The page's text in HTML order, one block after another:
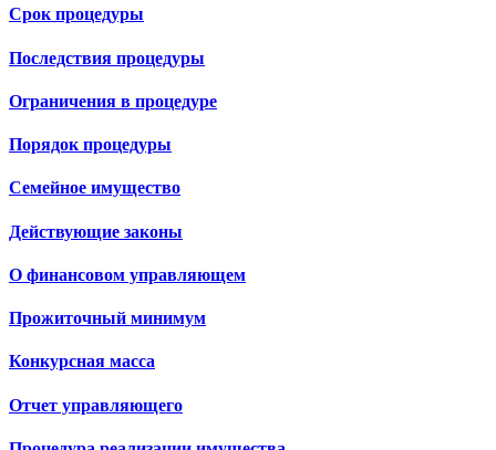
Срок процедуры
Последствия процедуры
Ограничения в процедуре
Порядок процедуры
Семейное имущество
Действующие законы
О финансовом управляющем
Прожиточный минимум
Конкурсная масса
Отчет управляющего